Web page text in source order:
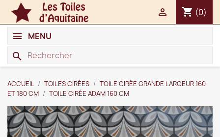
shopping_cart (0)

search
MENU
ACCUEIL TOILES CIRÉES
TOILE CIRÉE GRANDE LARGEUR 160
ET 180 CM
TOILE CIRÉE ADAM 160 CM